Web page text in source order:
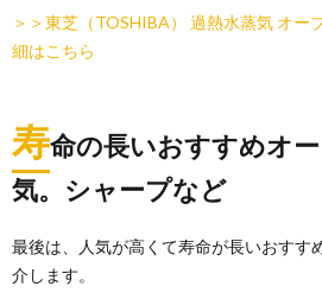
＞＞東芝（TOSHIBA） 過熱水蒸気 オー
細はこちら
寿命の長いおすすめオ
気。シャープなど
最後は、人気が高くて寿命が長いおすす
介します。